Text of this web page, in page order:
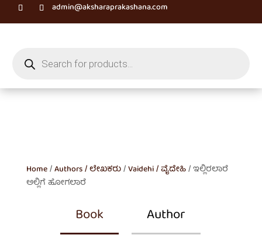
admin@aksharaprakashana.com
search
Home/Authors / ಲೇಖಕರು/Vaidehi / ವೈದೇಹಿ/ ಇಲ್ಲಿರಲಾರೆ
ಅಲ್ಲಿಗೆ ಹೋಗಲಾರೆ
Book Author